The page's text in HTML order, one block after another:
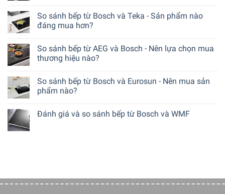
So sánh bếp từ Bosch và Teka - Sản phẩm nào
đáng mua hơn?
So sánh bếp từ AEG và Bosch - Nên lựa chọn mua
thương hiệu nào?
So sánh bếp từ Bosch và Eurosun - Nên mua sản
phẩm nào?
Đánh giá và so sánh bếp từ Bosch và WMF